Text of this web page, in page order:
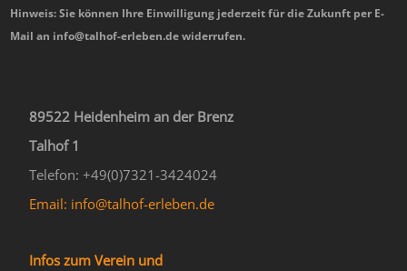
Hinweis: Sie können Ihre Einwilligung jederzeit für die Zukunft per E-
Mail an info@talhof-erleben.de widerrufen.
89522 Heidenheim an der Brenz
Talhof 1
Telefon: +49(0)7321-3424024
Email: info@talhof-erleben.de
Infos zum Verein und